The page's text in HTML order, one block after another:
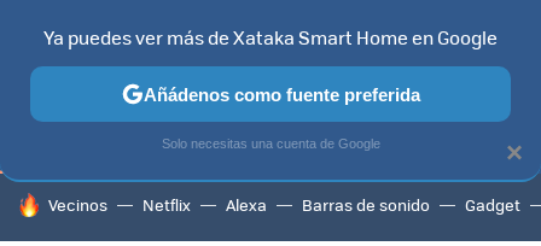
TELEVISORES CONTENIDOS SMART TV SELECCIÓN
HOY SE HABLA DE
Vecinos Netflix Alexa Barras de sonido Gadget
×
Ya puedes ver más de Xataka Smart Home en Google
Añádenos como fuente preferida
Solo necesitas una cuenta de Google